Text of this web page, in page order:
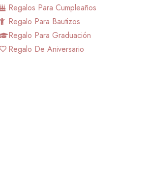
Regalos Para Cumpleaños
Regalo Para Bautizos
Regalo Para Graduación
Regalo De Aniversario